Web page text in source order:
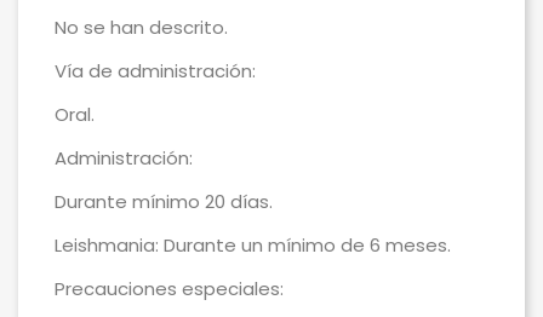
No se han descrito.
Vía de administración:
Oral.
Administración:
Durante mínimo 20 días.
Leishmania: Durante un mínimo de 6 meses.
Precauciones especiales: